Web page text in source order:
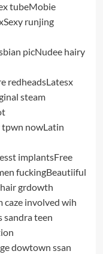
tubeMobie
runjing
picNudee hairy
redheadsLatesx
steam
tpwn nowLatin
implantsFree
fuckingBeautiiful
grdowth
caze involved wih
sandra teen
dowtown ssan